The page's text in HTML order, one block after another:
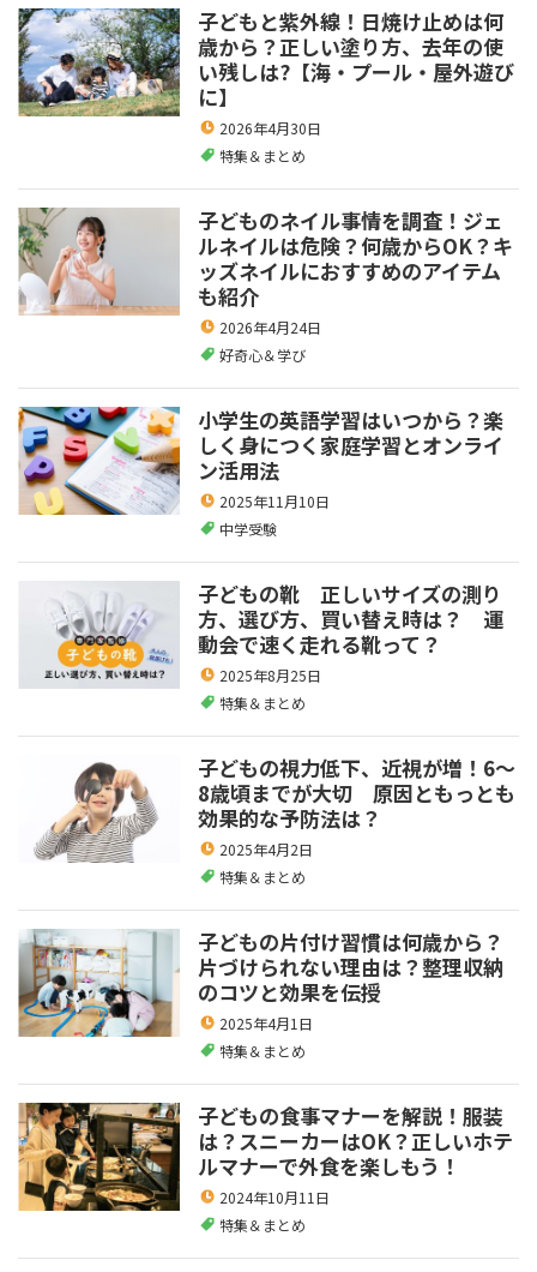
子どもと紫外線！日焼け止めは何
歳から？正しい塗り方、去年の使
い残しは?【海・プール・屋外遊び
に】
2026年4月30日
特集＆まとめ
子どものネイル事情を調査！ジェ
ルネイルは危険？何歳からOK？キ
ッズネイルにおすすめのアイテム
も紹介
2026年4月24日
好奇心＆学び
小学生の英語学習はいつから？楽
しく身につく家庭学習とオンライ
ン活用法
2025年11月10日
中学受験
子どもの靴 正しいサイズの測り
方、選び方、買い替え時は？ 運
動会で速く走れる靴って？
2025年8月25日
特集＆まとめ
子どもの視力低下、近視が増！6～
8歳頃までが大切 原因ともっとも
効果的な予防法は？
2025年4月2日
特集＆まとめ
子どもの片付け習慣は何歳から？
片づけられない理由は？整理収納
のコツと効果を伝授
2025年4月1日
特集＆まとめ
子どもの食事マナーを解説！服装
は？スニーカーはOK？正しいホテ
ルマナーで外食を楽しもう！
2024年10月11日
特集＆まとめ